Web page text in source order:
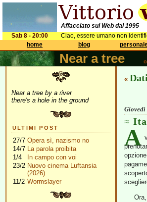
Affacciato sul Web dal 1995
Sab 8 - 20:00
Ciao, essere umano non
home
blog
Near a tree
Near a tree by a river
there's a hole in the ground
ULTIMI POST
27/7 Opera sì, nazismo no
14/7 La parola proibita
1/4
In campo con voi
23/2 Nuovo cinema Luftansia
(2026)
11/2 Wormslayer
«
Giovedì
A